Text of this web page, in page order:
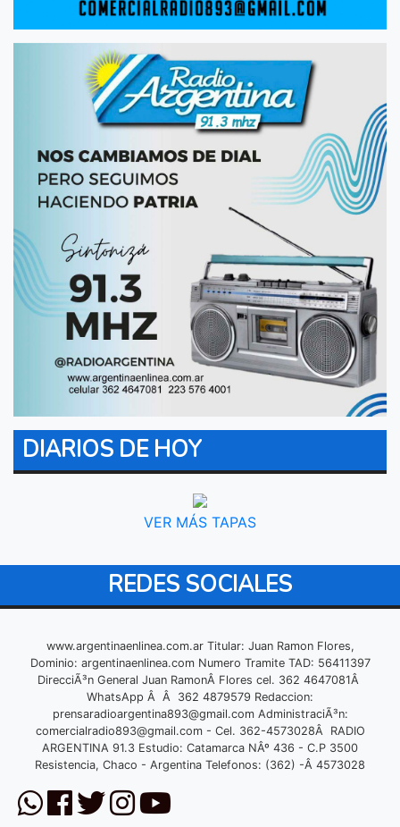
DIARIOS DE HOY
VER MÁS TAPAS
REDES SOCIALES
www.argentinaenlinea.com.ar Titular: Juan Ramon Flores,
Dominio: argentinaenlinea.com Numero Tramite TAD: 56411397
DirecciÃ³n General Juan RamonÂ Flores cel. 362 4647081Â
WhatsApp Â Â 362 4879579 Redaccion:
prensaradioargentina893@gmail.comAdministraciÃ³n:
comercialradio893@gmail.com- Cel. 362-4573028Â RADIO
ARGENTINA 91.3 Estudio: Catamarca NÂº 436 - C.P 3500
Resistencia, Chaco - Argentina Telefonos: (362) -Â 4573028